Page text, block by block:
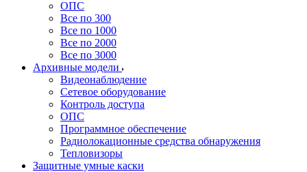
ОПС
Все по 300
Все по 1000
Все по 2000
Все по 3000
Архивные модели
Видеонаблюдение
Сетевое оборудование
Контроль доступа
ОПС
Программное обеспечение
Радиолокационные средства обнаружения
Тепловизоры
Защитные умные каски